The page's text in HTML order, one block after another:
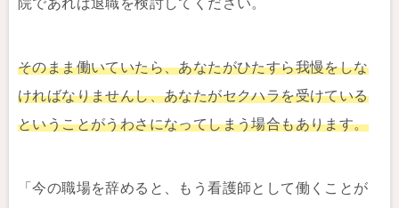
院であれば退職を検討してください。
そのまま働いていたら、あなたがひたすら我慢をしな
ければなりませんし、あなたがセクハラを受けている
ということがうわさになってしまう場合もあります。
「今の職場を辞めると、もう看護師として働くことが